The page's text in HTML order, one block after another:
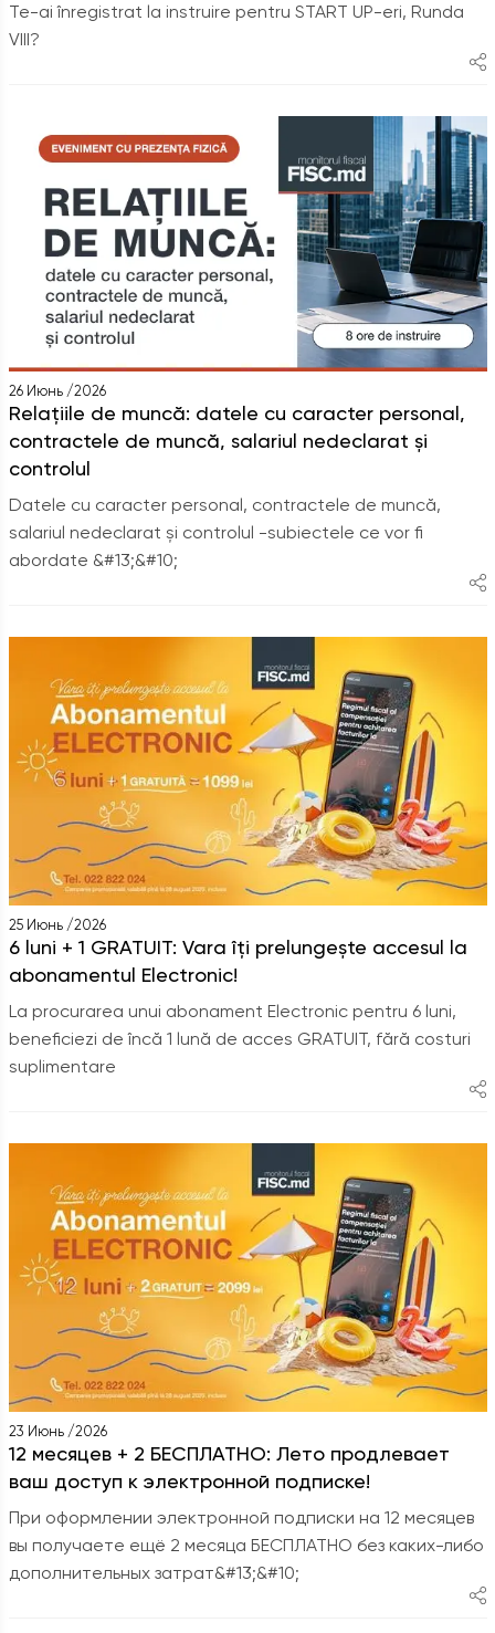
Te-ai înregistrat la instruire pentru START UP-eri, Runda
VIII?
26 Июнь /2026
Relațiile de muncă: datele cu caracter personal,
contractele de muncă, salariul nedeclarat și
controlul
Datele cu caracter personal, contractele de muncă,
salariul nedeclarat și controlul -subiectele ce vor fi
abordate &#13;&#10;
25 Июнь /2026
6 luni + 1 GRATUIT: Vara îți prelungește accesul la
abonamentul Electronic!
La procurarea unui abonament Electronic pentru 6 luni,
beneficiezi de încă 1 lună de acces GRATUIT, fără costuri
suplimentare
23 Июнь /2026
12 месяцев + 2 БЕСПЛАТНО: Лето продлевает
ваш доступ к электронной подписке!
При оформлении электронной подписки на 12 месяцев
вы получаете ещё 2 месяца БЕСПЛАТНО без каких-либо
дополнительных затрат&#13;&#10;